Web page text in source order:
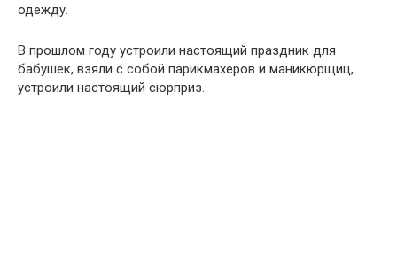
одежду.
В прошлом году устроили настоящий праздник для
бабушек, взяли с собой парикмахеров и маникюрщиц,
устроили настоящий сюрприз.